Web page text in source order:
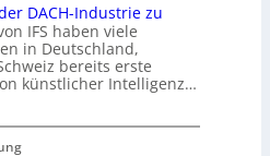
DACH-Industrie zu
IFS haben viele
in Deutschland,
bereits erste
künstlicher Intelligenz…